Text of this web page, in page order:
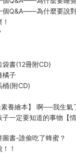
個Q&A――為什麼要說
袋書(12冊附CD)
橘子
桶(附CD)
素養繪本】 啊──我生氣
子一定要知道的事物【
圖書-誰偷吃了蜂蜜？
！